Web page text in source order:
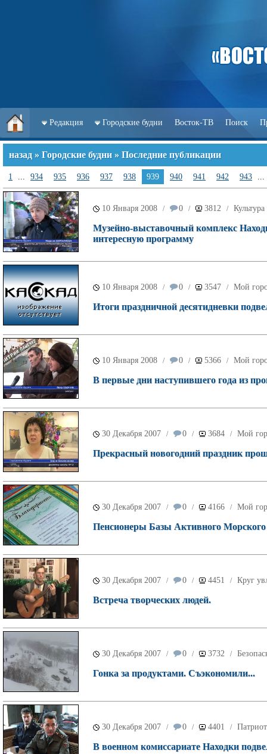
Редакция Городские будни Восток-ТВ Поиск
назад » Городские будни » Последние публикации
1 ... 934 935 936 937 938 939 940 941 942 943 ...
10 Января 2008 / 0 / 3812 / Культура
Музейно-выставочный комплекс
интересную программу
10 Января 2008 / 0 / 3547 / Мой
Итоги праздничной десятидневки
10 Января 2008 / 0 / 5366 / Мой
В первые дни наступившего года из
30 Декабря 2007 / 0 / 3684 / Мой
Прекрасный новогодний праздник
30 Декабря 2007 / 0 / 4166 / Мой
Пенсионеры Базы Активного
30 Декабря 2007 / 0 / 4451 / Круг
Встреча творческих людей.
30 Декабря 2007 / 0 / 3732 /
Гонка за продуктами. Съэкономили...
30 Декабря 2007 / 0 / 4401 / Патриот
В военном комиссариате Находки